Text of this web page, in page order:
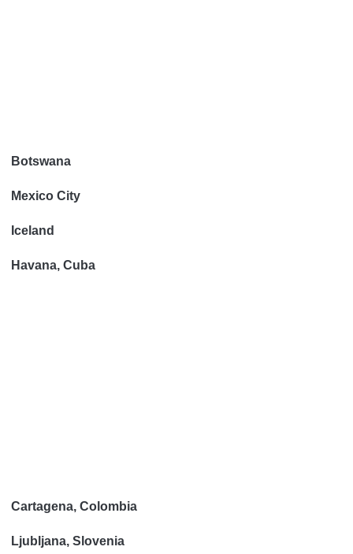
Botswana
Mexico City
Iceland
Havana, Cuba
Cartagena, Colombia
Ljubljana, Slovenia